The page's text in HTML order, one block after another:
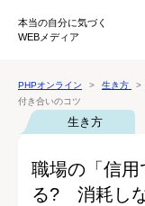
本当の自分に気づく
WEBメディア
PHPオンライン 生き方
付き合いのコツ
生き方
職場の「信
る? 消耗し